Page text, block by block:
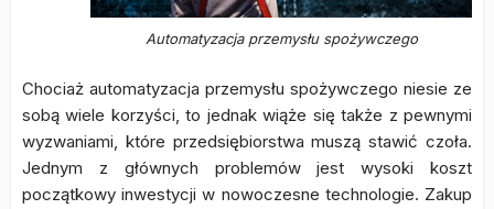
Automatyzacja przemysłu spożywczego
Chociaż automatyzacja przemysłu spożywczego niesie ze
sobą wiele korzyści, to jednak wiąże się także z pewnymi
wyzwaniami, które przedsiębiorstwa muszą stawić czoła.
Jednym z głównych problemów jest wysoki koszt
początkowy inwestycji w nowoczesne technologie. Zakup